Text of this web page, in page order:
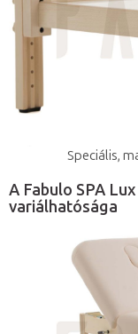
Speciális,
A Fabulo SPA
variálhatósága